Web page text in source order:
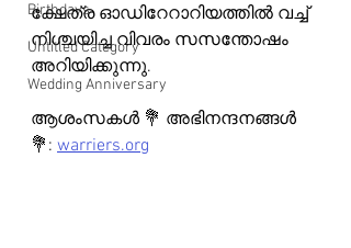
Birthdays
Untitled Category
Wedding Anniversary
ക്ഷേത്ര ഓഡിറേറാറിയത്തിൽ വച്ച്
നിശ്ചയിച്ച വിവരം സസന്തോഷം
അറിയിക്കുന്നു.
ആശംസകൾ 💐 അഭിനന്ദനങ്ങൾ
💐: warriers.org